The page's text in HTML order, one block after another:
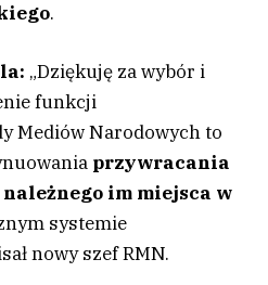
.
„Dziękuję za wybór i
funkcji
Mediów Narodowych to
przywracania
im miejsca w
systemie
nowy szef RMN.